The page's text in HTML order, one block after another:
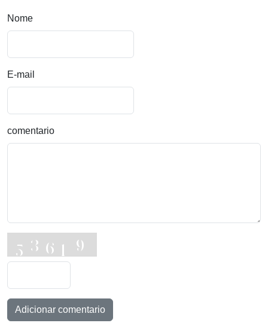
Nome
E-mail
comentario
Adicionar comentario